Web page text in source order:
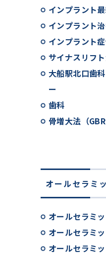
インプラント最
インプラント治
インプラント
サイナスリフト
大船駅北口歯
ー
歯科
骨増大法（
オールセラミ
オールセラミ
オールセラミ
オールセラミ